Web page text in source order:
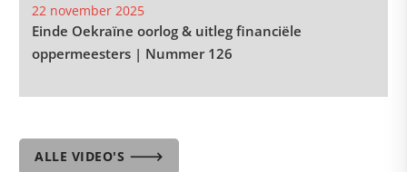
22 november 2025
Einde Oekraïne oorlog & uitleg financiële
oppermeesters | Nummer 126
ALLE VIDEO'S 🡒